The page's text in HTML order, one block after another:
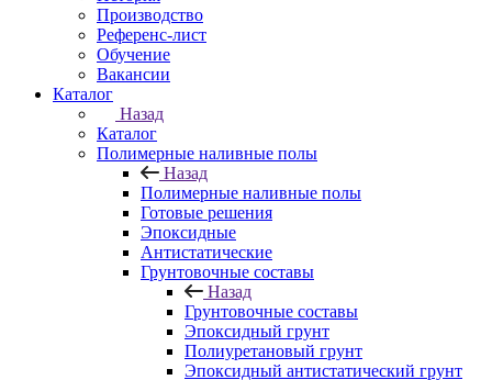
Производство
Референс-лист
Обучение
Вакансии
Каталог
Назад
Каталог
Полимерные наливные полы
Назад
Полимерные наливные полы
Готовые решения
Эпоксидные
Антистатические
Грунтовочные составы
Назад
Грунтовочные составы
Эпоксидный грунт
Полиуретановый грунт
Эпоксидный антистатический грунт